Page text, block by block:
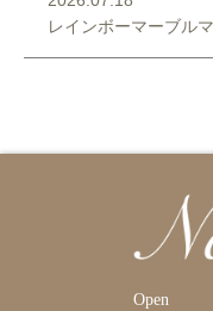
レインボーマーブル
Open